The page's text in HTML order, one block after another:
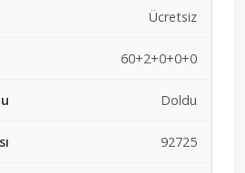
Ücretsiz
60+2+0+0+0
Doldu
92725